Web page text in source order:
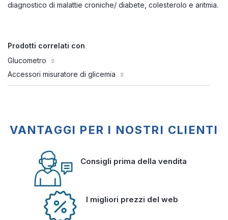
diagnostico di malattie croniche/ diabete, colesterolo e aritmia.
Prodotti correlati con
Glucometro
Accessori misuratore di glicemia
VANTAGGI PER I NOSTRI CLIENTI
Consigli prima della vendita
I migliori prezzi del web